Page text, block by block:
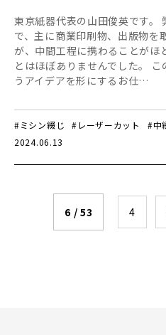
東京紙器代表の山田俊英です。
で、主に商業印刷物、出版物を
が、中間工程に携わることがほ
とはほぼありませんでした。
うアイデアを形にするお仕…
#ミシン綴じ #レーザーカット #中
2024.06.13
6 / 53 4